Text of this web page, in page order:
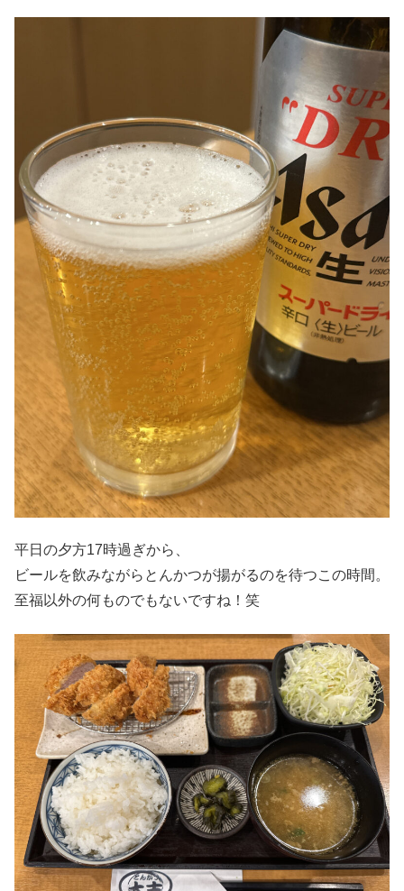
平日の夕方17時過ぎから、
ビールを飲みながらとんかつが揚がるのを待つこの時間。
至福以外の何ものでもないですね！笑